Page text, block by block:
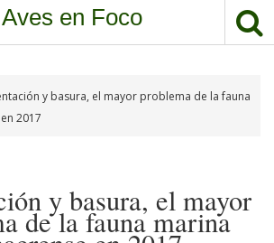
Aves en Foco
y basura, el mayor problema de la fauna
2017
y basura, el mayor
de la fauna marina